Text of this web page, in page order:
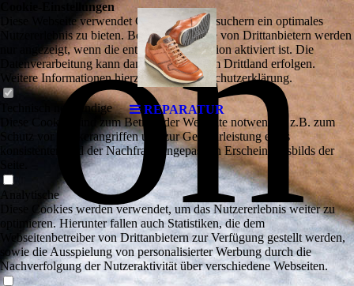
REPARATUR
on
Cookie-Einstellungen
Diese Webseite verwendet Cookies, um Besuchern ein optimales
Nutzererlebnis zu bieten. Bestimmte Inhalte von Drittanbietern werden
nur angezeigt, wenn die entsprechende Option aktiviert ist. Die
Datenverarbeitung kann dann auch in einem Drittland erfolgen.
Weitere Informationen hierzu in der Datenschutzerklärung.
Technisch notwendige
Diese Cookies sind zum Betrieb der Webseite notwendig, z.B. zum
Schutz vor Hackerangriffen und zur Gewährleistung eines
konsistenten und der Nachfrage angepassten Erscheinungsbilds der
Analytische
Diese Cookies werden verwendet, um das Nutzererlebnis weiter zu
optimieren. Hierunter fallen auch Statistiken, die dem
Webseitenbetreiber von Drittanbietern zur Verfügung gestellt werden,
sowie die Ausspielung von personalisierter Werbung durch die
Nachverfolgung der Nutzeraktivität über verschiedene Webseiten.